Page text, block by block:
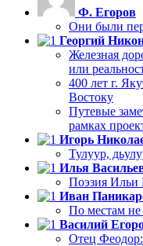
Ф. Егоров
Они были
Георгий
Железная
или
400 лет г.
Востоку
Путевые
рамках
Игорь
Тулуур,
Илья
Поэзия Ильи
Иван
По местам
Василий
Отец